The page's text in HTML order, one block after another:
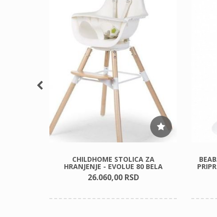
CHILDHOME STOLICA ZA
HRANJENJE - EVOLUE 80 BELA
26.060,00 RSD